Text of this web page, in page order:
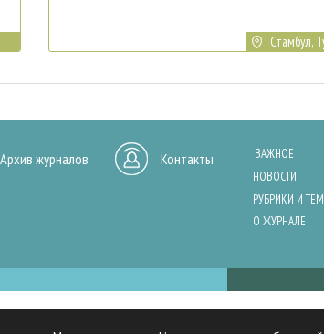
Стамбул,
Архив журналов Контакты
ВАЖНОЕ
НОВОСТИ
РУБРИКИ И
О ЖУРНАЛЕ
нашего сайта, анализа трафика и персонализации